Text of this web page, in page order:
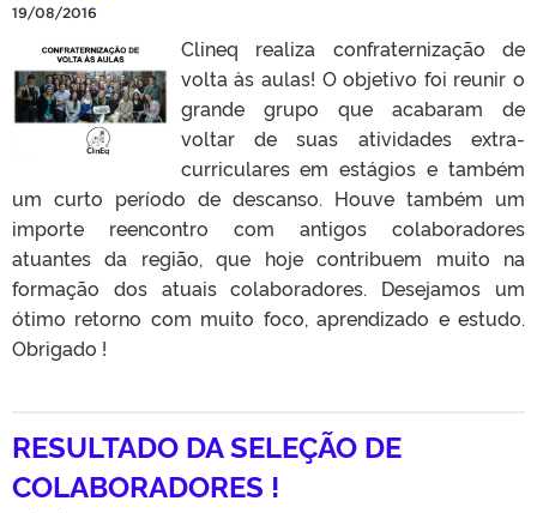
19/08/2016
Clineq realiza confraternização de
volta às aulas! O objetivo foi reunir o
grande grupo que acabaram de
voltar de suas atividades extra-
curriculares em estágios e também
um curto período de descanso. Houve também um
importe reencontro com antigos colaboradores
atuantes da região, que hoje contribuem muito na
formação dos atuais colaboradores. Desejamos um
ótimo retorno com muito foco, aprendizado e estudo.
Obrigado !
RESULTADO DA SELEÇÃO DE
COLABORADORES !